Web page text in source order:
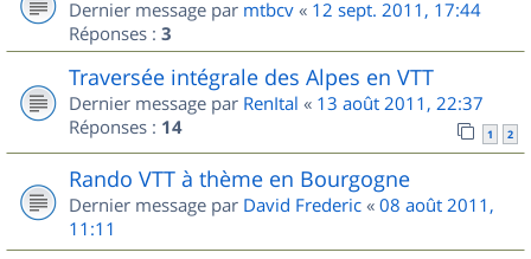
Dernier message par mtbcv « 12 sept. 2011, 17:44
Réponses : 3
Traversée intégrale des Alpes en VTT
Dernier message par RenItal « 13 août 2011, 22:37
Réponses : 14 1 2
Rando VTT à thème en Bourgogne
Dernier message par David Frederic « 08 août 2011,
11:11